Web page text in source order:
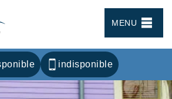
MENU
indisponible